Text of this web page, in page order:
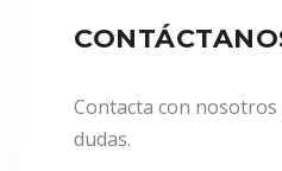
Contacta con
dudas.